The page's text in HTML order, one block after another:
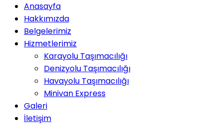
Anasayfa
Hakkımızda
Belgelerimiz
Hizmetlerimiz
Karayolu Taşımacılığı
Denizyolu Taşımacılığı
Havayolu Taşımacılığı
Minivan Express
Galeri
İletişim